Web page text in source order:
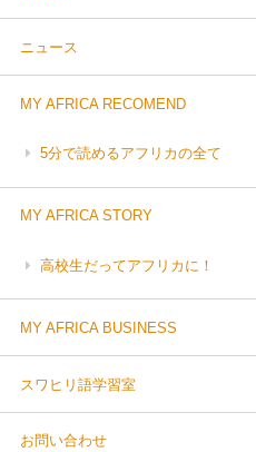
ニュース
MY AFRICA RECOMEND
5分で読めるアフリカの全て
MY AFRICA STORY
高校生だってアフリカに！
MY AFRICA BUSINESS
スワヒリ語学習室
お問い合わせ